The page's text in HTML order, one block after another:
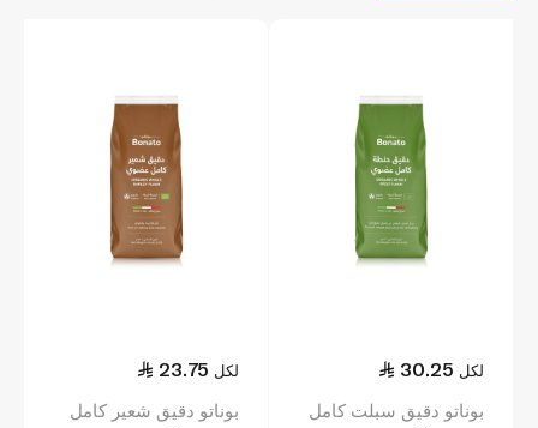
30.25 لكل
بوناتو دقيق سبلت كامل
23.75 لكل
بوناتو دقيق شعير كامل